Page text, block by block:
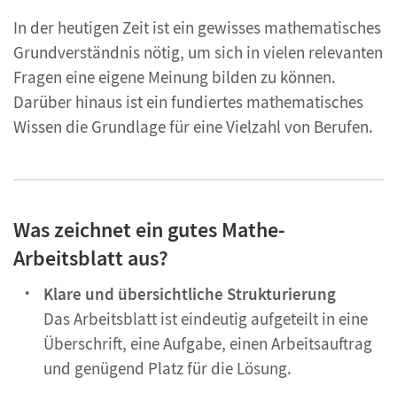
In der heutigen Zeit ist ein gewisses mathematisches
Grundverständnis nötig, um sich in vielen relevanten
Fragen eine eigene Meinung bilden zu können.
Darüber hinaus ist ein fundiertes mathematisches
Wissen die Grundlage für eine Vielzahl von Berufen.
Was zeichnet ein gutes Mathe-
Arbeitsblatt aus?
Klare und übersichtliche Strukturierung
Das Arbeitsblatt ist eindeutig aufgeteilt in eine
Überschrift, eine Aufgabe, einen Arbeitsauftrag
und genügend Platz für die Lösung.